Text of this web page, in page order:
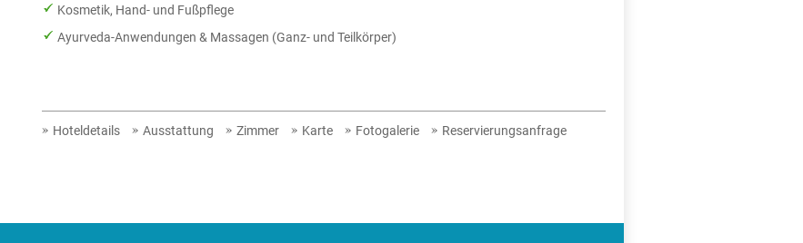
Kosmetik, Hand- und Fußpflege
Ayurveda-Anwendungen & Massagen (Ganz- und Teilkörper)
Hoteldetails Ausstattung Zimmer Karte Fotogalerie Reservierungsanfrage